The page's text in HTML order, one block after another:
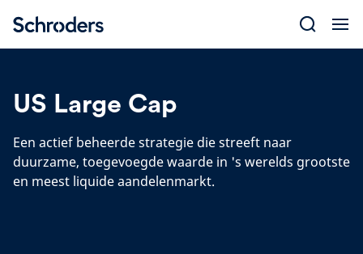
content
US Large Cap
Een actief beheerde strategie die streeft naar
duurzame, toegevoegde waarde in 's werelds grootste
en meest liquide aandelenmarkt.